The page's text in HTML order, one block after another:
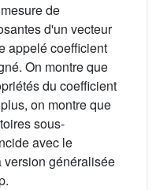
de
d'un vecteur
appelé coefficient
On montre que
du coefficient
on montre que
sous-
avec le
version généralisée